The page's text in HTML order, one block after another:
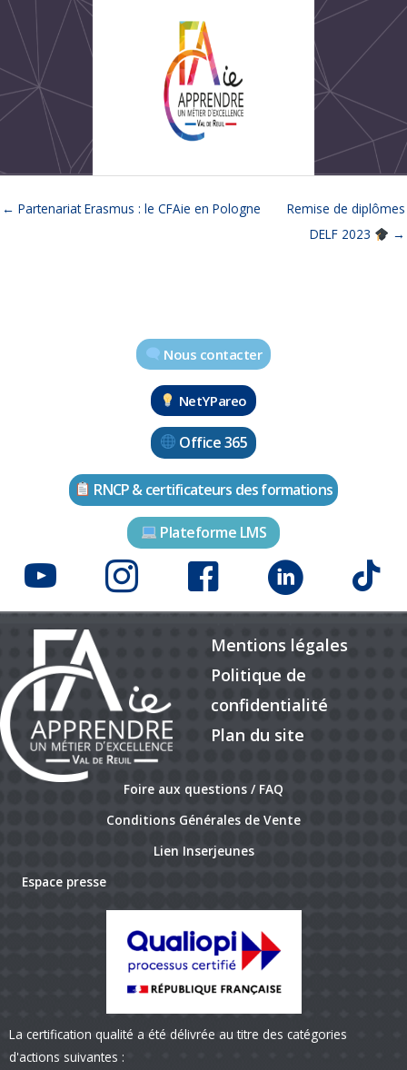
← Partenariat Erasmus : le CFAie en Pologne
Remise de diplômes
DELF 2023
→
Nous contacter
NetYPareo
Office 365
RNCP & certificateurs des formations
Plateforme LMS
Mentions légales
Politique de
confidentialité
Plan du site
Foire aux questions / FAQ
Conditions Générales de Vente
Lien Inserjeunes
Espace presse
La certification qualité a été délivrée au titre des catégories
d'actions suivantes :